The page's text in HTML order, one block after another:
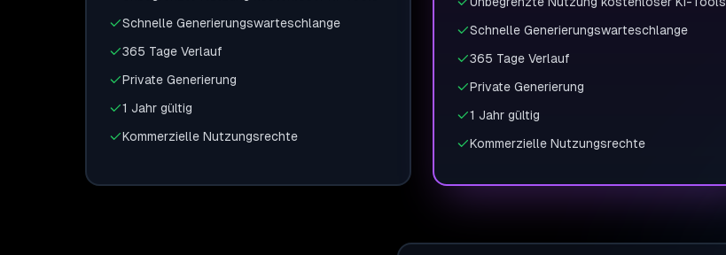
Schnelle Generierungswarteschlange
365 Tage Verlauf
Private Generierung
1 Jahr gültig
Kommerzielle Nutzungsrechte
Schnelle Generierungswarteschlange
365 Tage Verlauf
Private Generierung
1 Jahr gültig
Kommerzielle Nutzungsrechte